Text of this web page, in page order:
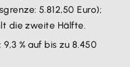
5.812,50 Euro);
die zweite Hälfte.
9,3 % auf bis zu 8.450